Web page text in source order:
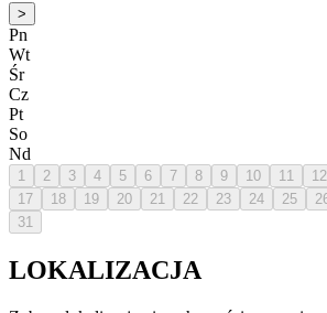
>
Pn
Wt
Śr
Cz
Pt
So
Nd
1 2 3 4 5 6 7 8 9 10 11 12
17
18 19 20 21 22 23 24 25
31
LOKALIZACJA